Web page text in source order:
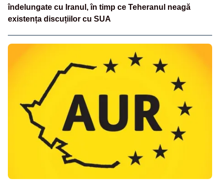
îndelungate cu Iranul, în timp ce Teheranul neagă
existența discuțiilor cu SUA